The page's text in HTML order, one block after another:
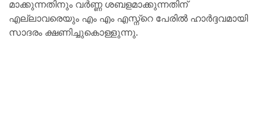
മാക്കുന്നതിനും വർണ്ണ ശബളമാക്കുന്നതിന്
എല്ലാവരെയും എം എം എസ്ന്റെ പേരിൽ ഹാർദ്ദവമായി
സാദരം ക്ഷണിച്ചുകൊള്ളുന്നു.